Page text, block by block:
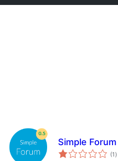
Simple
(1de
)